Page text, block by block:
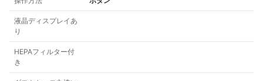
液晶ディスプレイあ
り
HEPAフィルター付
き